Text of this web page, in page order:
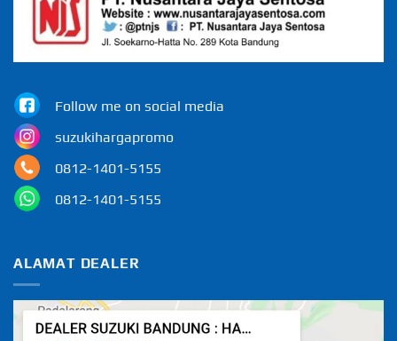
Follow me on social media
suzukihargapromo
0812-1401-5155
0812-1401-5155
ALAMAT DEALER